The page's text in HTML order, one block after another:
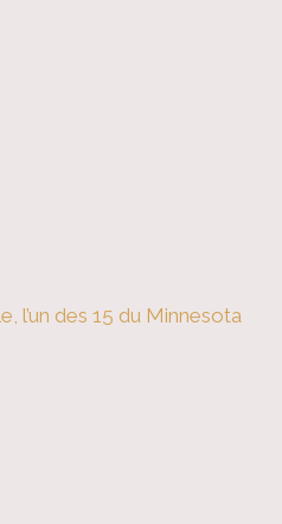
l’un des 15 du Minnesota